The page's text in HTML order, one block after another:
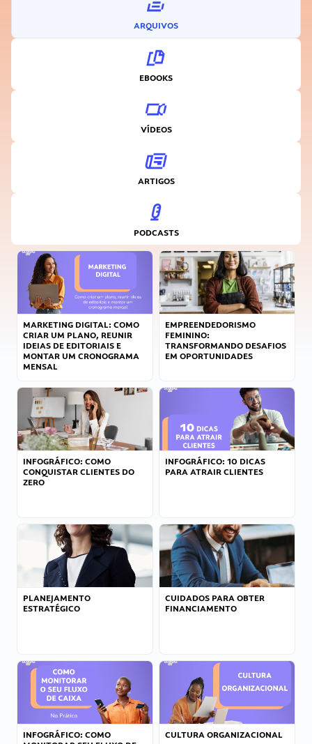
ARQUIVOS
EBOOKS
VÍDEOS
ARTIGOS
PODCASTS
MARKETING DIGITAL: COMO
CRIAR UM PLANO, REUNIR
IDEIAS DE EDITORIAIS E
MONTAR UM CRONOGRAMA
MENSAL
EMPREENDEDORISMO
FEMININO:
TRANSFORMANDO DESAFIOS
EM OPORTUNIDADES
INFOGRÁFICO: COMO
CONQUISTAR CLIENTES DO
ZERO
INFOGRÁFICO: 10 DICAS
PARA ATRAIR CLIENTES
PLANEJAMENTO
ESTRATÉGICO
CUIDADOS PARA OBTER
FINANCIAMENTO
INFOGRÁFICO: COMO
CULTURA ORGANIZACIONAL